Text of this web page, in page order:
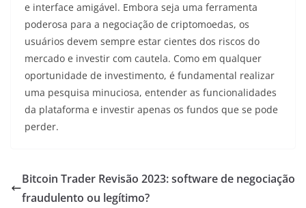
e interface amigável. Embora seja uma ferramenta
poderosa para a negociação de criptomoedas, os
usuários devem sempre estar cientes dos riscos do
mercado e investir com cautela. Como em qualquer
oportunidade de investimento, é fundamental realizar
uma pesquisa minuciosa, entender as funcionalidades
da plataforma e investir apenas os fundos que se pode
perder.
Bitcoin Trader Revisão 2023: software de negociação
fraudulento ou legítimo?